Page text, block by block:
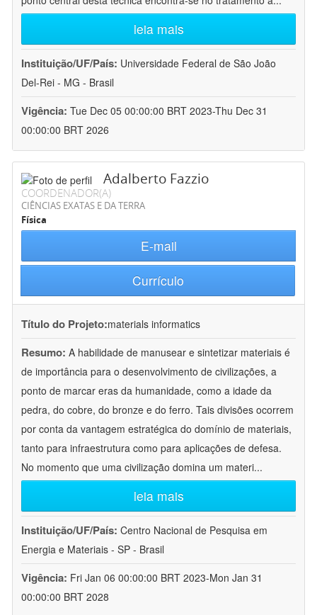
leia mais
Instituição/UF/País: Universidade Federal de São João
Del-Rei - MG - Brasil
Vigência: Tue Dec 05 00:00:00 BRT 2023-Thu Dec 31
00:00:00 BRT 2026
Adalberto Fazzio
COORDENADOR(A)
CIÊNCIAS EXATAS E DA TERRA
Física
E-mail
Currículo
Título do Projeto:materials informatics
Resumo: A habilidade de manusear e sintetizar materiais é
de importância para o desenvolvimento de civilizações, a
ponto de marcar eras da humanidade, como a idade da
pedra, do cobre, do bronze e do ferro. Tais divisões ocorrem
por conta da vantagem estratégica do domínio de materiais,
tanto para infraestrutura como para aplicações de defesa.
No momento que uma civilização domina um materi...
leia mais
Instituição/UF/País: Centro Nacional de Pesquisa em
Energia e Materiais - SP - Brasil
Vigência: Fri Jan 06 00:00:00 BRT 2023-Mon Jan 31
00:00:00 BRT 2028